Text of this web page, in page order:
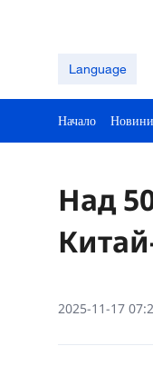
Language
Начало Новини
Над
2025-11-17